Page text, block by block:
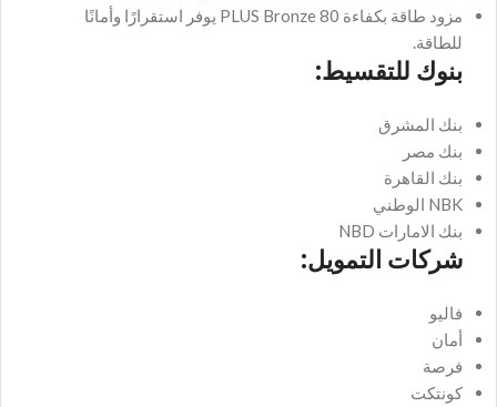
مزود طاقة بكفاءة 80 PLUS Bronze يوفر استقرارًا وأمانًا
للطاقة.
بنوك للتقسيط:
بنك المشرق
بنك مصر
بنك القاهرة
NBK الوطني
بنك الامارات NBD
شركات التمويل:
فاليو
أمان
فرصة
كونتكت